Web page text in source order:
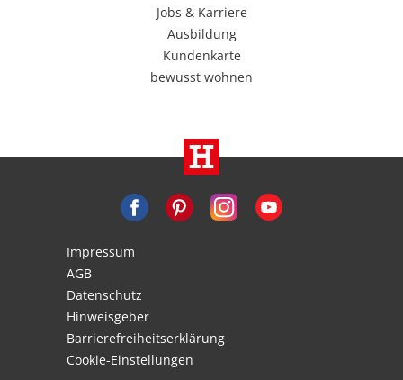
Jobs & Karriere
Ausbildung
Kundenkarte
bewusst wohnen
Impressum
AGB
Datenschutz
Hinweisgeber
Barrierefreiheitserklärung
Cookie-Einstellungen